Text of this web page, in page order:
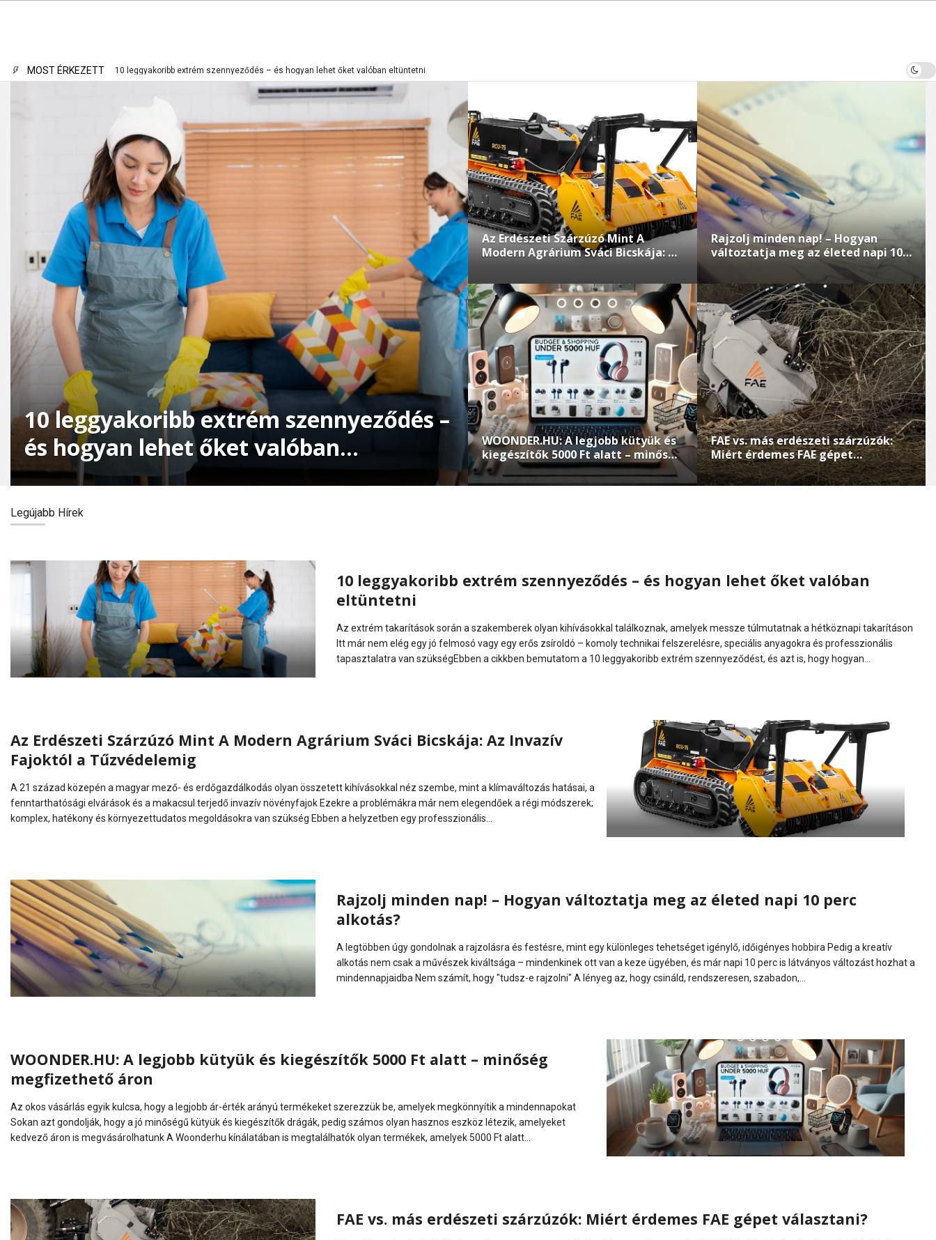
MOST ÉRKEZETT 10 leggyakoribb extrém szennyeződés – és hogyan lehet őket valóban eltüntetni Az Erdészeti Szárzúzó Mint A Modern Agrárium Sváci Bicskája: Az
10 leggyakoribb extrém szennyeződés –
és hogyan lehet őket valóban
eltüntetni
Az Erdészeti Szárzúzó Mint A
Modern Agrárium Sváci Bicskája: Az
Rajzolj minden nap! – Hogyan
változtatja meg az életed napi 10
WOONDER.HU: A legjobb kütyük és
kiegészítők 5000 Ft alatt – minőség
megfizethető áron
FAE vs. más erdészeti szárzúzók:
Miért érdemes FAE gépet
választani?
Legújabb Hírek
10 leggyakoribb extrém szennyeződés – és hogyan lehet őket valóban
eltüntetni
Az extrém takarítások során a szakemberek olyan kihívásokkal találkoznak, amelyek messze túlmutatnak a hétköznapi takarításon
Itt már nem elég egy jó felmosó vagy egy erős zsíroldó – komoly technikai felszerelésre, speciális anyagokra és professzionális
tapasztalatra van szükségEbben a cikkben bemutatom a 10 leggyakoribb extrém szennyeződést, és azt is, hogy hogyan...
Az Erdészeti Szárzúzó Mint A Modern Agrárium Sváci Bicskája: Az Invazív
Fajoktól a Tűzvédelemig
A 21 század közepén a magyar mező- és erdőgazdálkodás olyan összetett kihívásokkal néz szembe, mint a klímaváltozás hatásai, a
fenntarthatósági elvárások és a makacsul terjedő invazív növényfajok Ezekre a problémákra már nem elegendőek a régi módszerek;
komplex, hatékony és környezettudatos megoldásokra van szükség Ebben a helyzetben egy professzionális...
Rajzolj minden nap! – Hogyan változtatja meg az életed napi 10 perc
alkotás?
A legtöbben úgy gondolnak a rajzolásra és festésre, mint egy különleges tehetséget igénylő, időigényes hobbira Pedig a kreatív
alkotás nem csak a művészek kiváltsága – mindenkinek ott van a keze ügyében, és már napi 10 perc is látványos változást hozhat a
mindennapjaidba Nem számít, hogy "tudsz-e rajzolni" A lényeg az, hogy csináld, rendszeresen, szabadon,...
WOONDER.HU: A legjobb kütyük és kiegészítők 5000 Ft alatt – minőség
megfizethető áron
Az okos vásárlás egyik kulcsa, hogy a legjobb ár-érték arányú termékeket szerezzük be, amelyek megkönnyítik a mindennapokat
Sokan azt gondolják, hogy a jó minőségű kütyük és kiegészítők drágák, pedig számos olyan hasznos eszköz létezik, amelyeket
kedvező áron is megvásárolhatunk A Woonderhu kínálatában is megtalálhatók olyan termékek, amelyek 5000 Ft alatt...
FAE vs. más erdészeti szárzúzók: Miért érdemes FAE gépet választani?